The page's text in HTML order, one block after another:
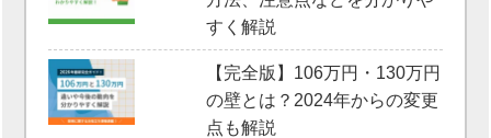
すく解説
【完全版】106万円・130万円
の壁とは？2024年からの変更
点も解説